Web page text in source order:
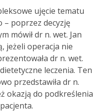
ujęcie tematu
poprzez decyzję
mówił dr n. wet. Jan
jeżeli operacja nie
dr n. wet.
leczenia. Ten
przedstawiła dr n.
okazją do podkreślenia